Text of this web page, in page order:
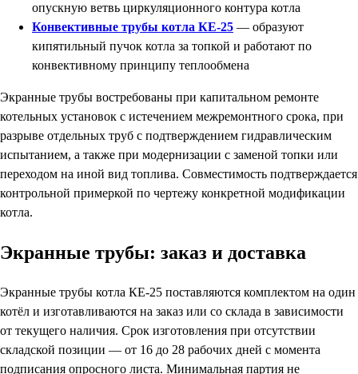
опускную ветвь циркуляционного контура котла
Конвективные трубы котла КЕ-25 — образуют
кипятильный пучок котла за топкой и работают по
конвективному принципу теплообмена
Экранные трубы востребованы при капитальном ремонте
котельных установок с истечением межремонтного срока, при
разрыве отдельных труб с подтверждением гидравлическим
испытанием, а также при модернизации с заменой топки или
переходом на иной вид топлива. Совместимость подтверждается
контрольной примеркой по чертежу конкретной модификации
котла.
Экранные трубы: заказ и доставка
Экранные трубы котла КЕ-25 поставляются комплектом на один
котёл и изготавливаются на заказ или со склада в зависимости
от текущего наличия. Срок изготовления при отсутствии
складской позиции — от 16 до 28 рабочих дней с момента
подписания опросного листа. Минимальная партия не